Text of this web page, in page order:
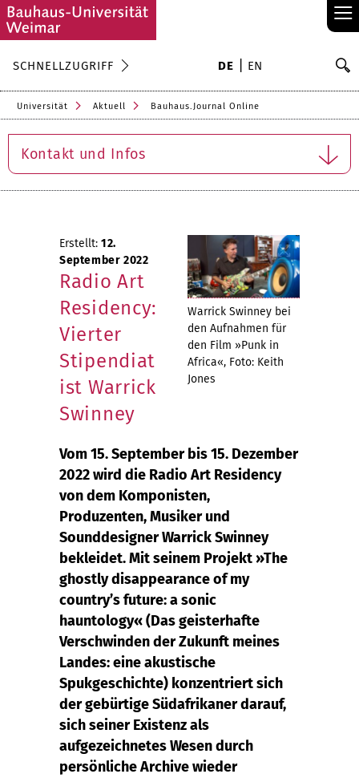
≡
SCHNELLZUGRIFF DE EN
Universität Aktuell Bauhaus.Journal Online
Kontakt und Infos
Warrick Swinney bei
den Aufnahmen für
den Film »Punk in
Africa«, Foto: Keith
Jones
Erstellt: 12.
September 2022
Radio Art
Residency:
Vierter
Stipendiat
ist Warrick
Swinney
Vom 15. September bis 15. Dezember
2022 wird die Radio Art Residency
von dem Komponisten,
Produzenten, Musiker und
Sounddesigner Warrick Swinney
bekleidet. Mit seinem Projekt »The
ghostly disappearance of my
country’s future: a sonic
hauntology« (Das geisterhafte
Verschwinden der Zukunft meines
Landes: eine akustische
Spukgeschichte) konzentriert sich
der gebürtige Südafrikaner darauf,
sich seiner Existenz als
aufgezeichnetes Wesen durch
persönliche Archive wieder